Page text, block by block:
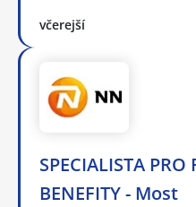
včerejší
SPECIALISTA PRO
BENEFITY - Most